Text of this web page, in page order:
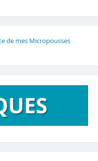
de mes Micropousses